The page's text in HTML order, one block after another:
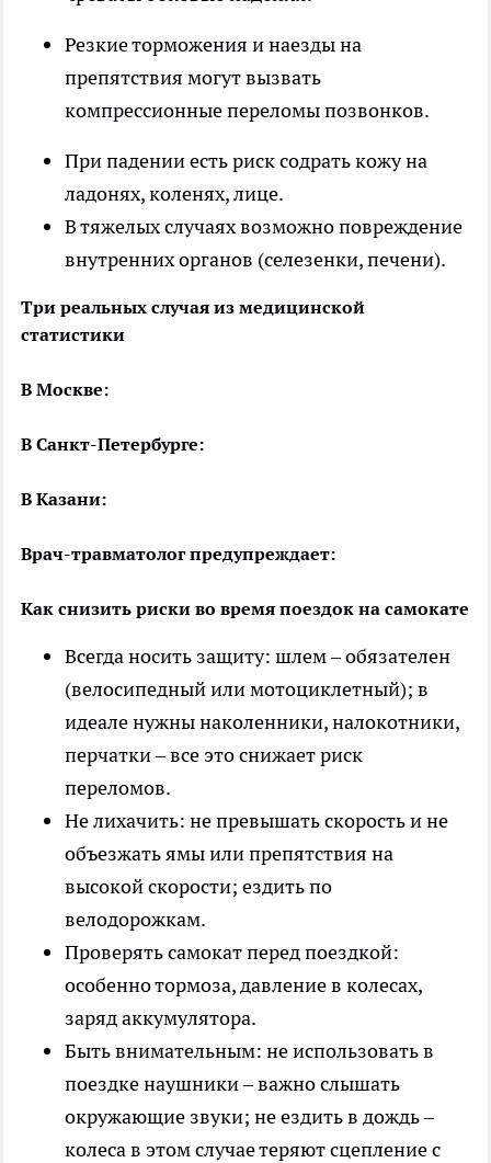
Резкие торможения и наезды на
препятствия могут вызвать
компрессионные переломы позвонков.
При падении есть риск содрать кожу на
ладонях, коленях, лице.
В тяжелых случаях возможно повреждение
внутренних органов (селезенки, печени).
Три реальных случая из медицинской
статистики
В Москве:
В Санкт-Петербурге:
В Казани:
Врач-травматолог предупреждает:
Как снизить риски во время поездок на самокате
Всегда носить защиту: шлем – обязателен
(велосипедный или мотоциклетный); в
идеале нужны наколенники, налокотники,
перчатки – все это снижает риск
переломов.
Не лихачить: не превышать скорость и не
объезжать ямы или препятствия на
высокой скорости; ездить по
велодорожкам.
Проверять самокат перед поездкой:
особенно тормоза, давление в колесах,
заряд аккумулятора.
Быть внимательным: не использовать в
поездке наушники – важно слышать
окружающие звуки; не ездить в дождь –
колеса в этом случае теряют сцепление с